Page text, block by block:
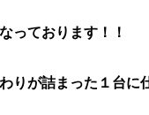
っております！！
りが詰まった１台に